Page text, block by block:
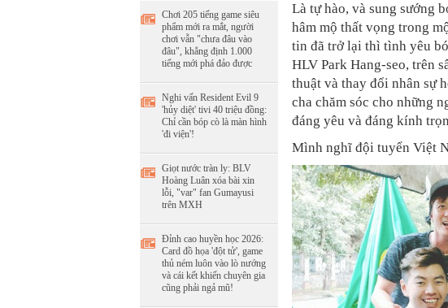
Chơi 205 tiếng game siêu
phẩm mới ra mắt, người
chơi vẫn "chưa đâu vào
đâu", khẳng định 1.000
tiếng mới phá đảo được
Nghi vấn Resident Evil 9
'hủy diệt' tivi 40 triệu đồng:
Chỉ cần bóp cò là màn hình
'đi viện'!
Giọt nước tràn ly: BLV
Hoàng Luân xóa bài xin
lỗi, "var" fan Gumayusi
trên MXH
Đỉnh cao huyền học 2026:
Card đồ họa 'đột tử', game
thủ ném luôn vào lò nướng
và cái kết khiến chuyên gia
cũng phải ngả mũ!
Là tự hào, và sung sướng
hâm mộ thất vọng trong
tin đã trở lại thì tình yêu
HLV Park Hang-seo, trên
thuật và thay đổi nhân sự
cha chăm sóc cho những
đáng yêu và đáng kính
Mình nghĩ đội tuyển Việt